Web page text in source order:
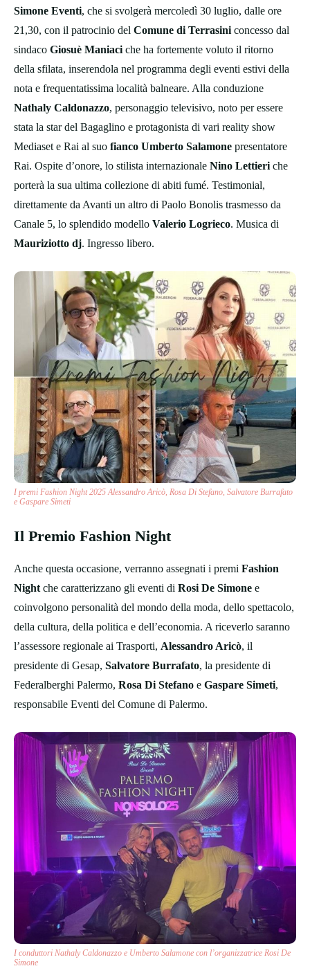
Simone Eventi, che si svolgerà mercoledì 30 luglio, dalle ore
21,30, con il patrocinio del Comune di Terrasini concesso dal
sindaco Giosuè Maniaci che ha fortemente voluto il ritorno
della sfilata, inserendola nel programma degli eventi estivi della
nota e frequentatissima località balneare. Alla conduzione
Nathaly Caldonazzo, personaggio televisivo, noto per essere
stata la star del Bagaglino e protagonista di vari reality show
Mediaset e Rai al suo fianco Umberto Salamone presentatore
Rai. Ospite d’onore, lo stilista internazionale Nino Lettieri che
porterà la sua ultima collezione di abiti fumé. Testimonial,
direttamente da Avanti un altro di Paolo Bonolis trasmesso da
Canale 5, lo splendido modello Valerio Logrieco. Musica di
Mauriziotto dj. Ingresso libero.
I premi Fashion Night 2025 Alessandro Aricò, Rosa Di Stefano, Salvatore Burrafato
e Gaspare Simeti
Il Premio Fashion Night
Anche questa occasione, verranno assegnati i premi Fashion
Night che caratterizzano gli eventi di Rosi De Simone e
coinvolgono personalità del mondo della moda, dello spettacolo,
della cultura, della politica e dell’economia. A riceverlo saranno
l’assessore regionale ai Trasporti, Alessandro Aricò, il
presidente di Gesap, Salvatore Burrafato, la presidente di
Federalberghi Palermo, Rosa Di Stefano e Gaspare Simeti,
responsabile Eventi del Comune di Palermo.
I conduttori Nathaly Caldonazzo e Umberto Salamone con l’organizzatrice Rosi De
Simone